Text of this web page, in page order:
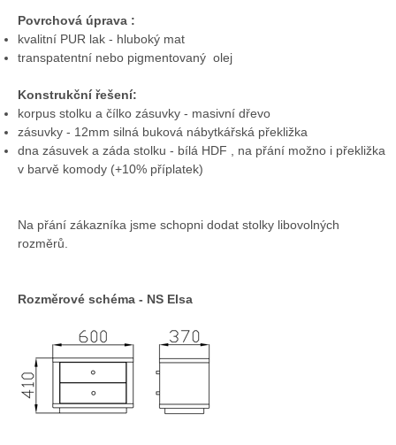
Povrchová úprava :
kvalitní PUR lak - hluboký mat
transpatentní nebo pigmentovaný olej
Konstrukční řešení:
korpus stolku a čílko zásuvky - masivní dřevo
zásuvky - 12mm silná buková nábytkářská překližka
dna zásuvek a záda stolku - bílá HDF , na přání možno i překližka
v barvě komody (+10% příplatek)
Na přání zákazníka jsme schopni dodat stolky libovolných
rozměrů.
Rozměrové schéma - NS Elsa